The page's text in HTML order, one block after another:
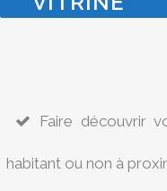
Faire découvrir
habitant ou non à